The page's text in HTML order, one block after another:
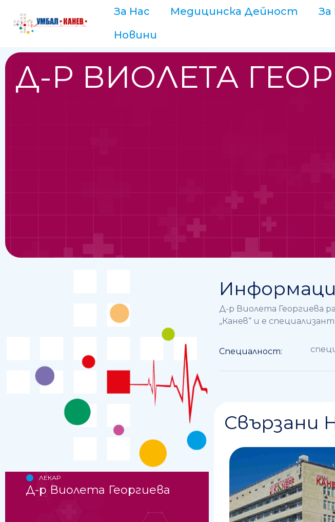
За Нас Медицинска Дейност
Новини
Д-Р ВИОЛЕТА
ЛЕКАР
Д-р Виолета Георгиева
Д-р Виолета Георгиева
„Канев“ и е
Специалност:
Свързани